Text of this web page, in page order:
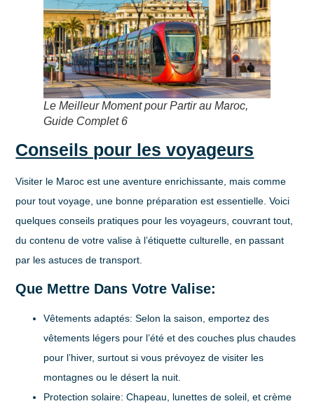
Le Meilleur Moment pour Partir au Maroc,
Guide Complet 6
Conseils pour les voyageurs
Visiter le Maroc est une aventure enrichissante, mais comme
pour tout voyage, une bonne préparation est essentielle. Voici
quelques conseils pratiques pour les voyageurs, couvrant tout,
du contenu de votre valise à l’étiquette culturelle, en passant
par les astuces de transport.
Que Mettre Dans Votre Valise:
Vêtements adaptés: Selon la saison, emportez des
vêtements légers pour l’été et des couches plus chaudes
pour l’hiver, surtout si vous prévoyez de visiter les
montagnes ou le désert la nuit.
Protection solaire: Chapeau, lunettes de soleil, et crème